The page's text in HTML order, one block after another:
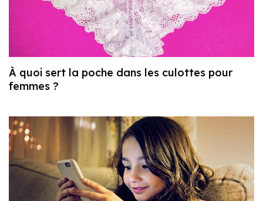
À quoi sert la poche dans les culottes pour
femmes ?